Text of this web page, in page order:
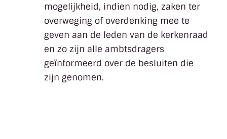
mogelijkheid, indien nodig, zaken ter
overweging of overdenking mee te
geven aan de leden van de kerkenraad
en zo zijn alle ambtsdragers
geïnformeerd over de besluiten die
zijn genomen.